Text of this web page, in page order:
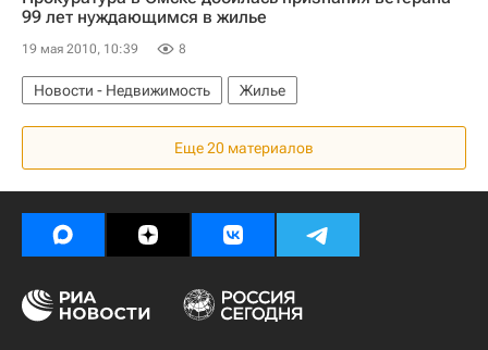
99 лет нуждающимся в жилье
19 мая 2010, 10:39 8
Новости - Недвижимость Жилье
Еще 20 материалов